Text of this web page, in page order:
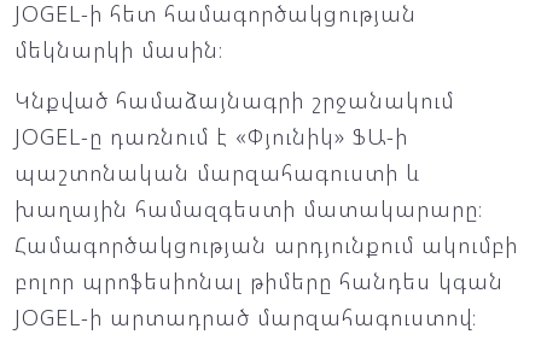
JOGEL-ի հետ համագործակցության
մեկնարկի մասին։
Կնքված համաձայնագրի շրջանակում
JOGEL-ը դառնում է «Փյունիկ» ՖԱ-ի
պաշտոնական մարզահագուստի և
խաղային համազգեստի մատակարարը։
Համագործակցության արդյունքում ակումբի
բոլոր պրոֆեսիոնալ թիմերը հանդես կգան
JOGEL-ի արտադրած մարզահագուստով։